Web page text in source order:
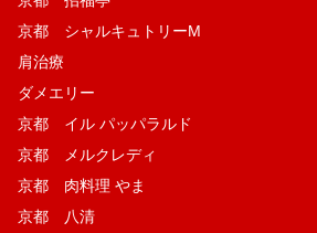
京都 シャルキュトリーM
肩治療
ダメエリー
京都 イル パッパラルド
京都 メルクレディ
京都 肉料理 やま
京都 八清